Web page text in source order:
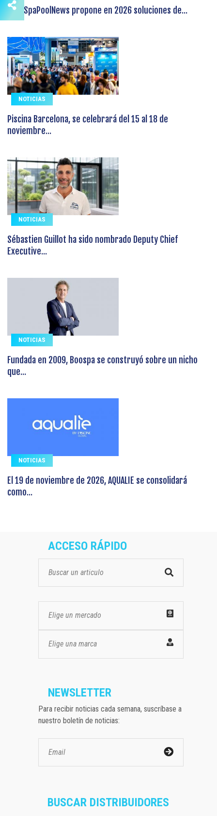
EuroSpaPoolNews propone en 2026 soluciones de...
NOTICIAS
Piscina Barcelona, se celebrará del 15 al 18 de
noviembre...
NOTICIAS
Sébastien Guillot ha sido nombrado Deputy Chief
Executive...
NOTICIAS
Fundada en 2009, Boospa se construyó sobre un nicho
que...
NOTICIAS
El 19 de noviembre de 2026, AQUALIE se consolidará
como...
ACCESO RÁPIDO
Elige un mercado
Elige una marca
NEWSLETTER
Para recibir noticias cada semana, suscríbase a
nuestro boletín de noticias:
BUSCAR DISTRIBUIDORES